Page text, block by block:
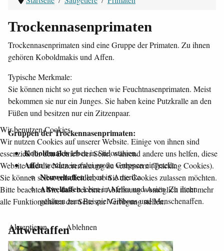
Trockennasenprimaten
Trockennasenprimaten sind eine Gruppe der Primaten. Zu ihnen
gehören Koboldmakis und Affen.
Typische Merkmale:
Sie können nicht so gut riechen wie Feuchtnasenprimaten. Meist
bekommen sie nur ein Junges. Sie haben keine Putzkralle an den
Füßen und besitzen nur ein Zitzenpaar.
Gruppen der Trockennasenprimaten:
Koboldmakisleben in Südostasien.
Affenwerden in zwei große Gruppen eingeteilt:
Neuweltaffenleben in Amerika.
Altweltaffenleben in Afrika und Asien. Zu ihnen
gehören zum Beispiel Gibbons und Menschenaffen.
Altweltaffen
Wir benutzen Cookies
Wir nutzen Cookies auf unserer Website. Einige von ihnen sind
essenziell für den Betrieb der Seite, während andere uns helfen, diese
Website und die Nutzererfahrung zu verbessern (Tracking Cookies).
Sie können selbst entscheiden, ob Sie die Cookies zulassen möchten.
Bitte beachten Sie, dass bei einer Ablehnung womöglich nicht mehr
alle Funktionalitäten der Seite zur Verfügung stehen.
Akzeptieren Ablehnen